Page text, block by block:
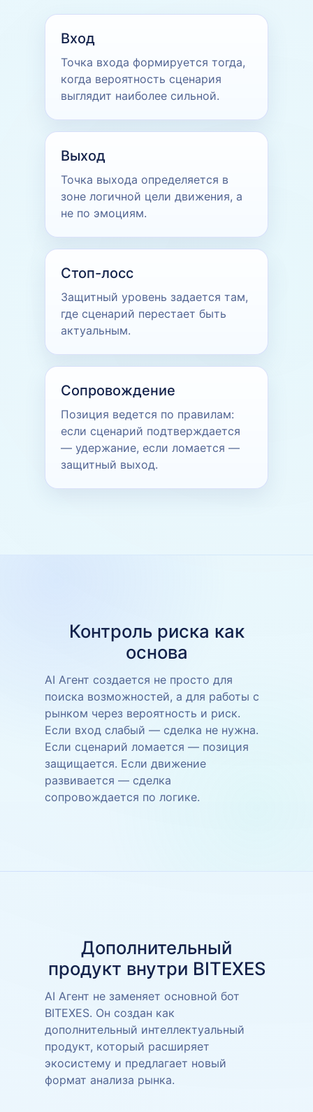
Вход
Точка входа формируется тогда,
когда вероятность сценария
выглядит наиболее сильной.
Выход
Точка выхода определяется в
зоне логичной цели движения, а
не по эмоциям.
Стоп-лосс
Защитный уровень задается там,
где сценарий перестает быть
актуальным.
Сопровождение
Позиция ведется по правилам:
если сценарий подтверждается
— удержание, если ломается —
защитный выход.
Контроль риска как
основа
AI Агент создается не просто для
поиска возможностей, а для работы с
рынком через вероятность и риск.
Если вход слабый — сделка не нужна.
Если сценарий ломается — позиция
защищается. Если движение
развивается — сделка
сопровождается по логике.
Дополнительный
продукт внутри BITEXES
AI Агент не заменяет основной бот
BITEXES. Он создан как
дополнительный интеллектуальный
продукт, который расширяет
экосистему и предлагает новый
формат анализа рынка.